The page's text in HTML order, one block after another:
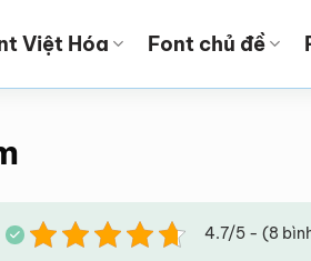
Việt Hóa Font chủ đề
4.7/5 - (8